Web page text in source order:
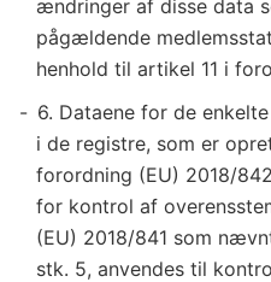
ændringer af disse data
pågældende
henhold til artikel 11 i
6. Dataene for de
i de registre, som er
forordning (EU) 2018/
for kontrol af
(EU) 2018/841 som
stk. 5, anvendes til